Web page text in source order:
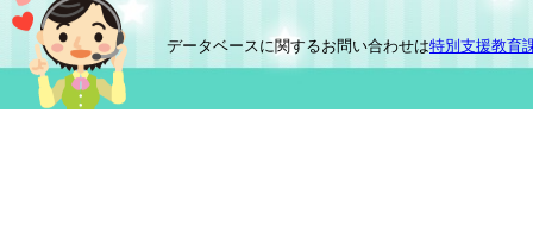
データベースに関するお問い合わせは特別支援教育